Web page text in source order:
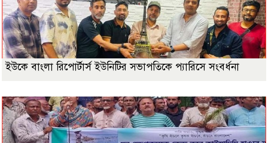
ইউকে বাংলা রিপোর্টার্স ইউনিটির সভাপতিকে প্যারিসে সংবর্ধনা